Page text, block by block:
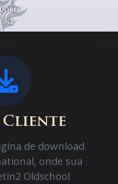
Cliente
de download
onde sua
Oldschool